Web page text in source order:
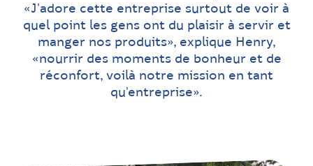
«J'adore cette entreprise surtout de voir à
quel point les gens ont du plaisir à servir et
manger nos produits», explique Henry,
«nourrir des moments de bonheur et de
réconfort, voilà notre mission en tant
qu'entreprise».